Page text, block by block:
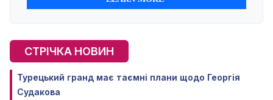
СТРІЧКА НОВИН
Турецький гранд має таємні плани щодо Георгія
Судакова